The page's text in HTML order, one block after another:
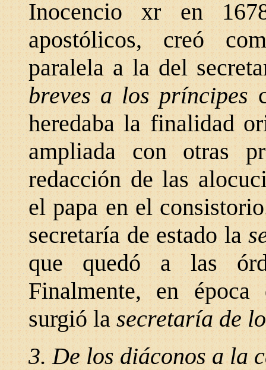
Inocencio xr en
apostólicos, creó
paralela a la del
breves a los príncipes
heredaba la finalidad
ampliada con otras
redacción de las
el papa en el
secretaría de estado la
que quedó a las
Finalmente, en
surgió lasecretaría de
3. De los diáconos a la